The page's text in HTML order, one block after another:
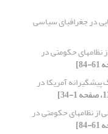
در جغرافیای سیاسی
نظامهای حکومتی در
آمریکا در
از نظامهای حکومتی در